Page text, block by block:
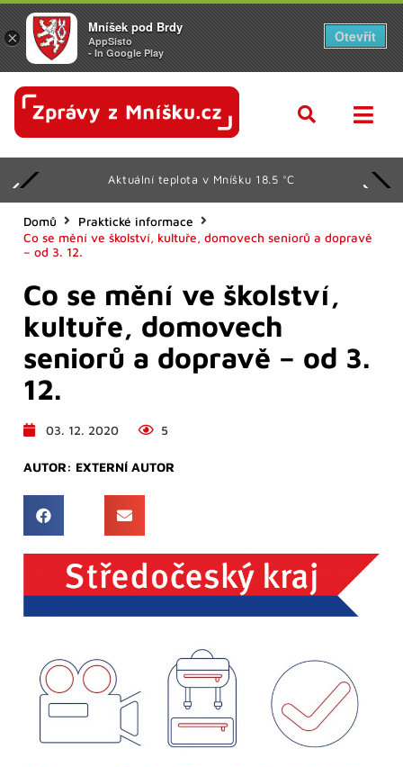
Aktuální teplota v Mníšku 18.5 °C
Domů
Praktické informace
Co se mění ve školství, kultuře, domovech seniorů a dopravě
– od 3. 12.
Co se mění ve školství,
kultuře, domovech
seniorů a dopravě – od 3.
12.
03. 12. 2020 5
AUTOR: EXTERNÍ AUTOR
×
Mníšek pod Brdy
AppSisto
- In Google Play
Otevřít